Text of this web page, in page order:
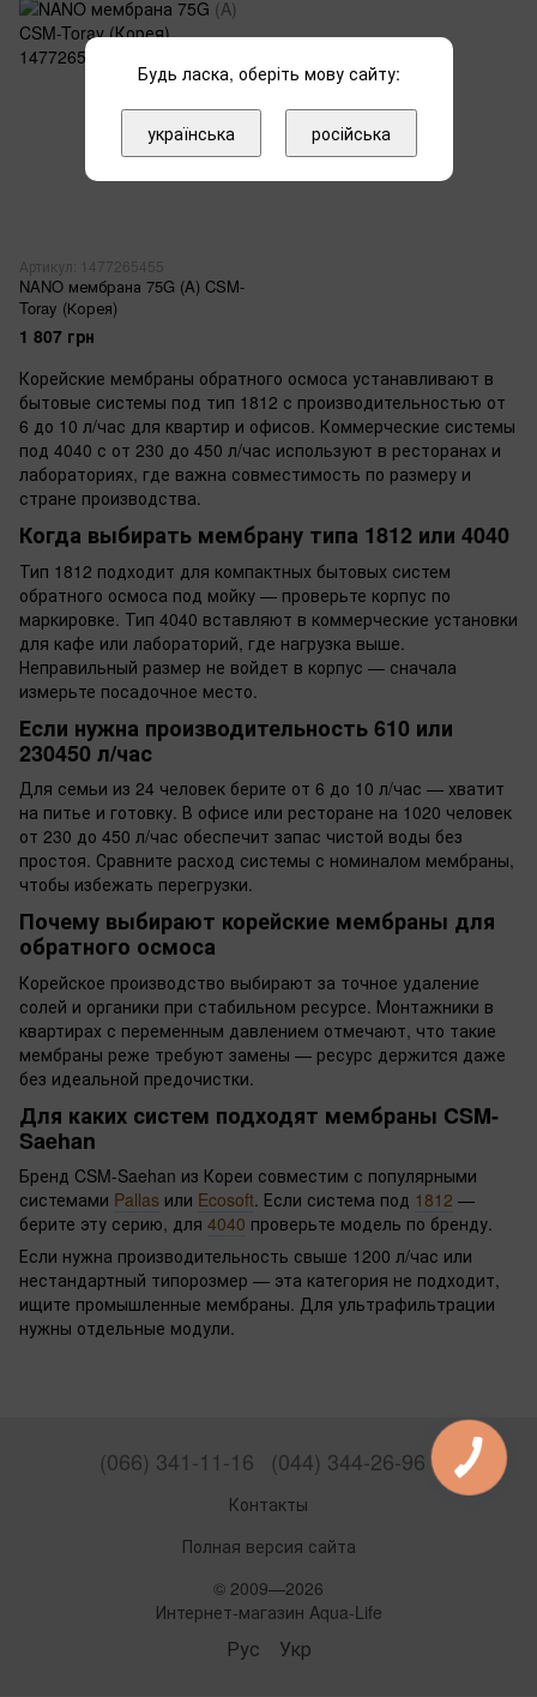
Артикул: 1477265455
NANO мембрана 75G (A) CSM-
Toray (Корея)
1 807 грн
Корейские мембраны обратного осмоса устанавливают в
бытовые системы под тип 1812 с производительностью от
6 до 10 л/час для квартир и офисов. Коммерческие системы
под 4040 с от 230 до 450 л/час используют в ресторанах и
лабораториях, где важна совместимость по размеру и
стране производства.
Когда выбирать мембрану типа 1812 или 4040
Тип 1812 подходит для компактных бытовых систем
обратного осмоса под мойку — проверьте корпус по
маркировке. Тип 4040 вставляют в коммерческие установки
для кафе или лабораторий, где нагрузка выше.
Неправильный размер не войдет в корпус — сначала
измерьте посадочное место.
Если нужна производительность 610 или
230450 л/час
Для семьи из 24 человек берите от 6 до 10 л/час — хватит
на питье и готовку. В офисе или ресторане на 1020 человек
от 230 до 450 л/час обеспечит запас чистой воды без
простоя. Сравните расход системы с номиналом мембраны,
чтобы избежать перегрузки.
Почему выбирают корейские мембраны для
обратного осмоса
Корейское производство выбирают за точное удаление
солей и органики при стабильном ресурсе. Монтажники в
квартирах с переменным давлением отмечают, что такие
мембраны реже требуют замены — ресурс держится даже
без идеальной предочистки.
Для каких систем подходят мембраны CSM-
Saehan
Бренд CSM-Saehan из Кореи совместим с популярными
системами Pallas или Ecosoft. Если система под 1812 —
берите эту серию, для 4040 проверьте модель по бренду.
Если нужна производительность свыше 1200 л/час или
нестандартный типорозмер — эта категория не подходит,
ищите промышленные мембраны. Для ультрафильтрации
нужны отдельные модули.
(066) 341-11-16 (044) 344-26-96
Контакты
Полная версия сайта
© 2009—2026
Интернет-магазин Aqua-Life
Рус Укр
Будь ласка, оберіть мову сайту:
українська російська